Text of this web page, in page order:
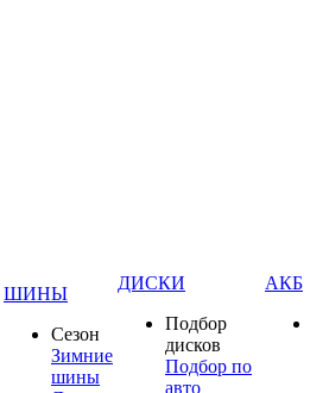
ШИНЫ
Сезон
Зимние
шины
ДИСКИ
Подбор
дисков
Подбор по
авто
АКБ